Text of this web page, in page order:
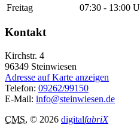
Freitag
07:30 - 13:00
Kontakt
Kirchstr. 4
96349 Steinwiesen
Adresse auf Karte anzeigen
Telefon: 09262/99150
E-Mail: info@steinwiesen.de
CMS, © 2026 digitalfabriX